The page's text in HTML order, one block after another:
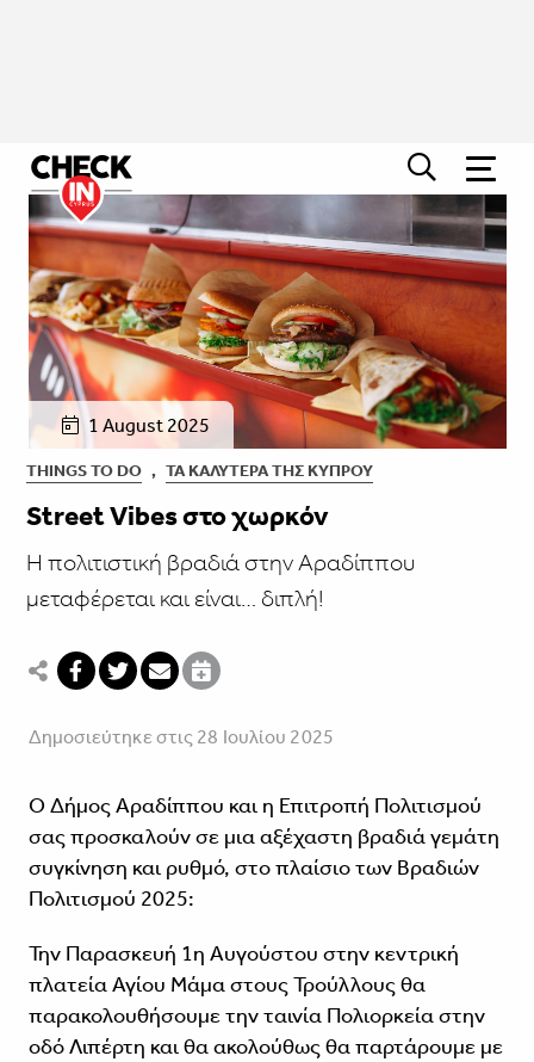
1 August 2025
THINGS TO DO , ΤΑ ΚΑΛΎΤΕΡΑ ΤΗΣ ΚΎΠΡΟΥ
Street Vibes στο χωρκόν
Η πολιτιστική βραδιά στην Αραδίππου
μεταφέρεται και είναι… διπλή!
Δημοσιεύτηκε στις 28 Ιουλίου 2025
Ο Δήμος Αραδίππου και η Επιτροπή Πολιτισμού
σας προσκαλούν σε μια αξέχαστη βραδιά γεμάτη
συγκίνηση και ρυθμό, στο πλαίσιο των Βραδιών
Πολιτισμού 2025:
Την Παρασκευή 1η Αυγούστου στην κεντρική
πλατεία Αγίου Μάμα στους Τρούλλους θα
παρακολουθήσουμε την ταινία Πολιορκεία στην
οδό Λιπέρτη και θα ακολούθως θα παρτάρουμε με